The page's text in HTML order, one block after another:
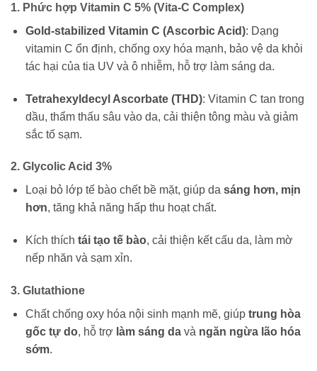
1. Phức hợp Vitamin C 5% (Vita-C Complex)
Gold-stabilized Vitamin C (Ascorbic Acid): Dạng
vitamin C ổn định, chống oxy hóa mạnh, bảo vệ da khỏi
tác hại của tia UV và ô nhiễm, hỗ trợ làm sáng da.
Tetrahexyldecyl Ascorbate (THD): Vitamin C tan trong
dầu, thẩm thấu sâu vào da, cải thiện tông màu và giảm
sắc tố sạm.
2. Glycolic Acid 3%
Loại bỏ lớp tế bào chết bề mặt, giúp da sáng hơn, mịn
hơn, tăng khả năng hấp thu hoạt chất.
Kích thích tái tạo tế bào, cải thiện kết cấu da, làm mờ
nếp nhăn và sạm xỉn.
3. Glutathione
Chất chống oxy hóa nội sinh mạnh mẽ, giúp trung hòa
gốc tự do, hỗ trợ làm sáng davà ngăn ngừa lão hóa
sớm.